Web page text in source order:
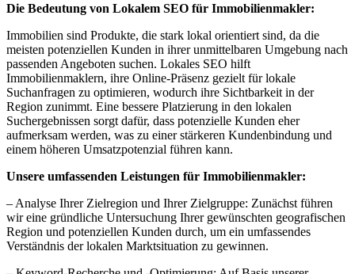
Die Bedeutung von Lokalem SEO für Immobilienmakler:
Immobilien sind Produkte, die stark lokal orientiert sind, da die
meisten potenziellen Kunden in ihrer unmittelbaren Umgebung nach
passenden Angeboten suchen. Lokales SEO hilft
Immobilienmaklern, ihre Online-Präsenz gezielt für lokale
Suchanfragen zu optimieren, wodurch ihre Sichtbarkeit in der
Region zunimmt. Eine bessere Platzierung in den lokalen
Suchergebnissen sorgt dafür, dass potenzielle Kunden eher
aufmerksam werden, was zu einer stärkeren Kundenbindung und
einem höheren Umsatzpotenzial führen kann.
Unsere umfassenden Leistungen für Immobilienmakler:
– Analyse Ihrer Zielregion und Ihrer Zielgruppe: Zunächst führen
wir eine gründliche Untersuchung Ihrer gewünschten geografischen
Region und potenziellen Kunden durch, um ein umfassendes
Verständnis der lokalen Marktsituation zu gewinnen.